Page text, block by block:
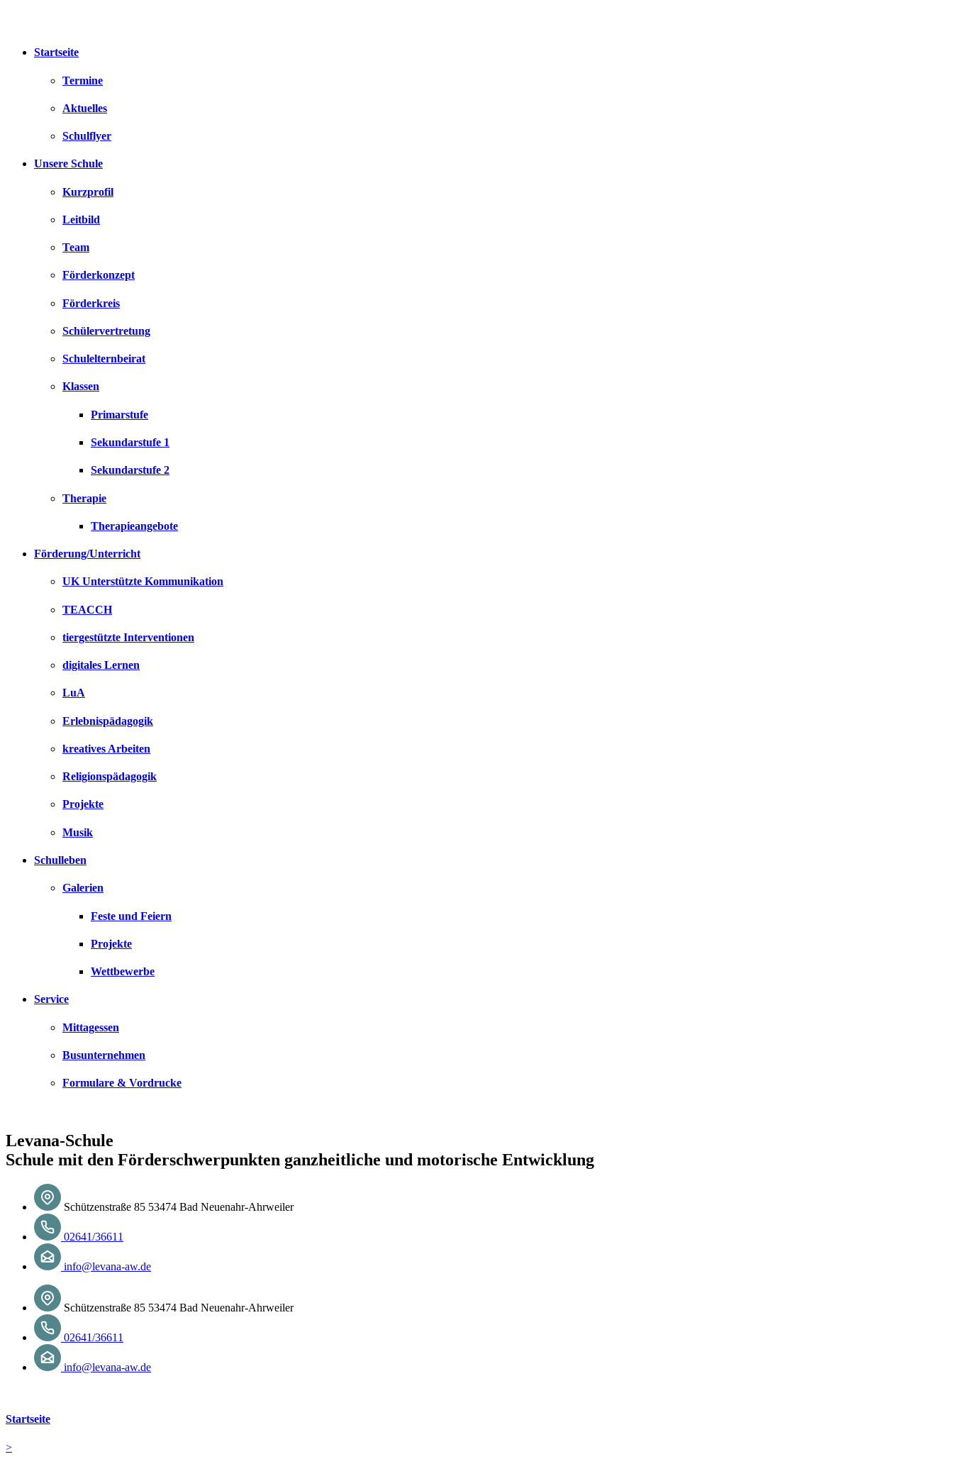
Startseite
Termine
Aktuelles
Schulflyer
Unsere Schule
Kurzprofil
Leitbild
Team
Förderkonzept
Förderkreis
Schülervertretung
Schulelternbeirat
Klassen
Primarstufe
Sekundarstufe 1
Sekundarstufe 2
Therapie
Therapieangebote
Förderung/Unterricht
UK Unterstützte Kommunikation
TEACCH
tiergestützte Interventionen
digitales Lernen
LuA
Erlebnispädagogik
kreatives Arbeiten
Religionspädagogik
Projekte
Musik
Schulleben
Galerien
Feste und Feiern
Projekte
Wettbewerbe
Service
Mittagessen
Busunternehmen
Formulare & Vordrucke
Levana-Schule
Schule mit den Förderschwerpunkten ganzheitliche und motorische Entwicklung
Schützenstraße 85 53474 Bad Neuenahr-Ahrweiler
02641/36611
info@levana-aw.de
Schützenstraße 85 53474 Bad Neuenahr-Ahrweiler
02641/36611
info@levana-aw.de
Startseite
>